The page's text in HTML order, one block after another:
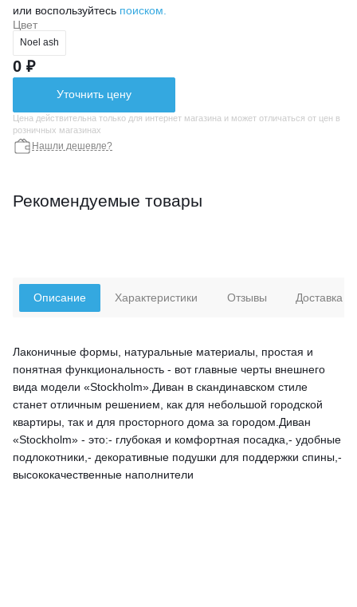
или воспользуйтесь поиском.
Цвет
Noel ash
0 ₽
Уточнить цену
Цена действительна только для интернет магазина и может отличаться от цен в
розничных магазинах
Нашли дешевле?
Рекомендуемые товары
Описание
Лаконичные формы, натуральные материалы, простая и
понятная функциональность - вот главные черты внешнего
вида модели «Stockholm».Диван в скандинавском стиле
станет отличным решением, как для небольшой городской
квартиры, так и для просторного дома за городом.Диван
«Stockholm» - это:- глубокая и комфортная посадка,- удобные
подлокотники,- декоративные подушки для поддержки спины,-
высококачественные наполнители
Характеристики Отзывы Доставка